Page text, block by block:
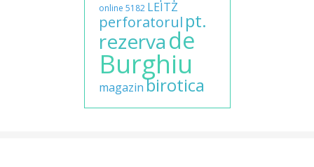
online 5182 LEITZ
perforatorul pt.
rezervade
Burghiu
magazinbirotica